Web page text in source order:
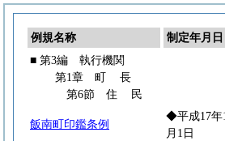
例規名称 制定年月日
■ 第3編 執行機関
第1章 町長
第6節 住 民
飯南町印鑑条例
◆平成17年
月1日